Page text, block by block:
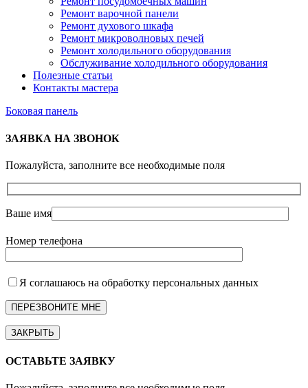
Ремонт варочной панели
Ремонт духового шкафа
Ремонт микроволновых печей
Ремонт холодильного оборудования
Обслуживание холодильного оборудования
Полезные статьи
Контакты мастера
Боковая панель
ЗАЯВКА НА ЗВОНОК
Пожалуйста, заполните все необходимые поля
Ваше имя
Номер телефона
Я соглашаюсь на обработку персональных данных
ЗАКРЫТЬ
ОСТАВЬТЕ ЗАЯВКУ